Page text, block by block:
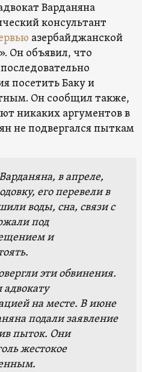
Варданяна
консультант
азербайджанской
Он объявил, что
посетить Баку и
Он сообщил также,
никаких аргументов в
не подвергался пыткам
в апреле,
его перевели в
воды, сна, связи с
под
и
эти обвинения.
адвокату
на месте. В июне
подали заявление
пыток. Они
жестокое